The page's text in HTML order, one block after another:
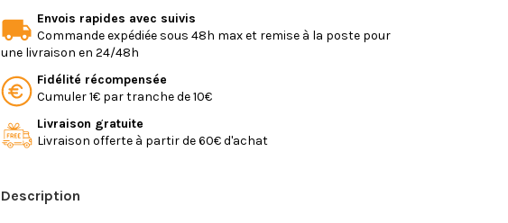
Envois rapides avec suivis
Commande expédiée sous 48h max et remise à la poste pour
une livraison en 24/48h
Fidélité récompensée
Cumuler 1€ par tranche de 10€
Livraison gratuite
Livraison offerte à partir de 60€ d'achat
Description